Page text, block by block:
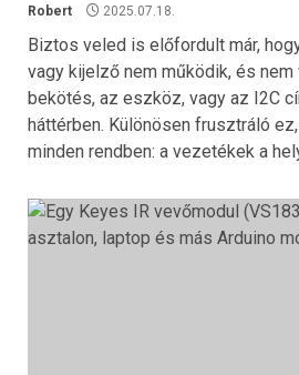
Robert 2025.07.18.
Biztos veled is előfordult már,
vagy kijelző nem működik, és nem
bekötés, az eszköz, vagy az I2C
háttérben. Különösen frusztráló
minden rendben: a vezetékek a